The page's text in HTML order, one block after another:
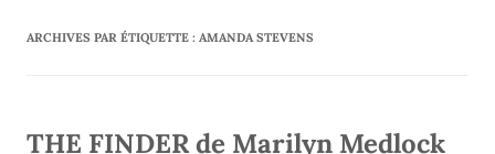
ARCHIVES PAR ÉTIQUETTE : AMANDA STEVENS
THE FINDER de Marilyn Medlock